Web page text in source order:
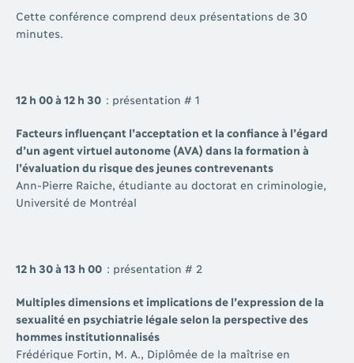
Cette conférence comprend deux présentations de 30
minutes.
12 h 00 à 12 h 30 : présentation # 1
Facteurs influençant l’acceptation et la confiance à l’égard
d’un agent virtuel autonome (AVA) dans la formation à
l’évaluation du risque des jeunes contrevenants
Ann-Pierre Raiche, étudiante au doctorat en criminologie,
Université de Montréal
12 h 30 à 13 h 00 : présentation # 2
Multiples dimensions et implications de l’expression de la
sexualité en psychiatrie légale selon la perspective des
hommes institutionnalisés
Frédérique Fortin, M. A., Diplômée de la maîtrise en